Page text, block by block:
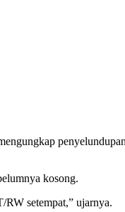
kosong.
RW setempat,” ujarnya.